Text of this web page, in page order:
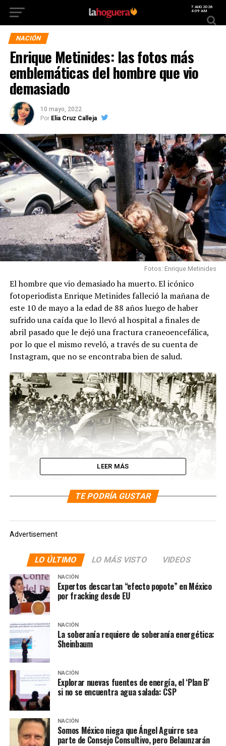
7 AUG 2026
4:09 AM
NACIÓN
Enrique Metinides: las fotos más
emblemáticas del hombre que vio
demasiado
10 mayo, 2022
Por Elia Cruz Calleja
Fotos: Enrique Metinides
El hombre que vio demasiado ha muerto. El icónico
fotoperiodista Enrique Metinides falleció la mañana de
este 10 de mayo a la edad de 88 años luego de haber
sufrido una caída que lo llevó al hospital a finales de
abril pasado que le dejó una fractura craneoencefálica,
por lo que el mismo reveló, a través de su cuenta de
Instagram, que no se encontraba bien de salud.
LEER MÁS
TE PODRÍA GUSTAR
Advertisement
LO ÚLTIMO LO MÁS VISTO VIDEOS
NACIÓN
Expertos descartan “efecto popote” en México
por fracking desde EU
NACIÓN
La soberanía requiere de soberanía energética:
Sheinbaum
NACIÓN
Explorar nuevas fuentes de energía, el ‘Plan B’
si no se encuentra agua salada: CSP
NACIÓN
Somos México niega que Ángel Aguirre sea
parte de Consejo Consultivo, pero Belaunzarán